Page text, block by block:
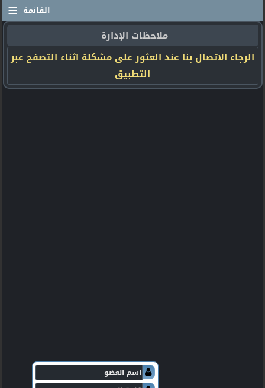
≡ القائمة
ملاحظات الإدارة
الرجاء الاتصال بنا عند العثور على مشكلة اثناء التصفح عبر
التطبيق